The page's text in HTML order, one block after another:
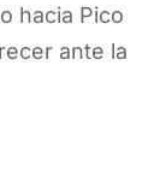
hacia Pico
ante la